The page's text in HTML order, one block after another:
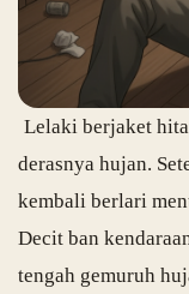
Lelaki berjaket
derasnya hujan.
kembali berlari
Decit ban
tengah gemuruh